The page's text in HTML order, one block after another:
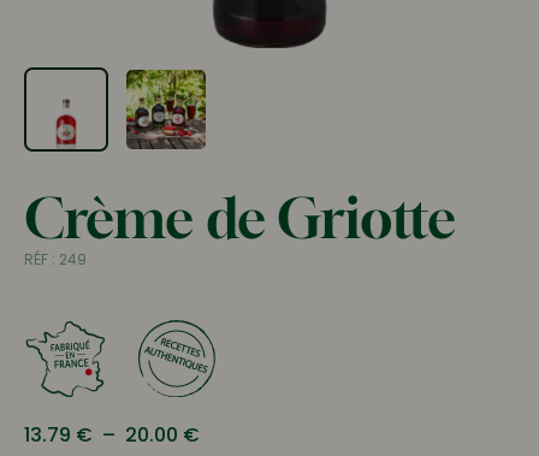
Crème de Griotte
13.79 € – 20.00 €
RÉF : 249